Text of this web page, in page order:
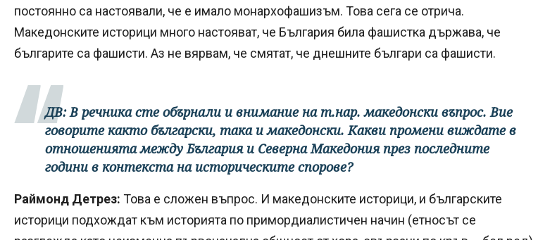
постоянно са настоявали, че е имало монархофашизъм. Това сега се отрича.
Македонските историци много настояват, че България била фашистка държава, че
българите са фашисти. Аз не вярвам, че смятат, че днешните българи са фашисти.
ДВ: В речника сте обърнали и внимание на т.нар. македонски въпрос. Вие
говорите както български, така и македонски. Какви промени виждате в
отношенията между България и Северна Македония през последните
години в контекста на историческите спорове?
Раймонд Детрез: Това е сложен въпрос. И македонските историци, и българските
историци подхождат към историята по примордиалистичен начин (етносът се